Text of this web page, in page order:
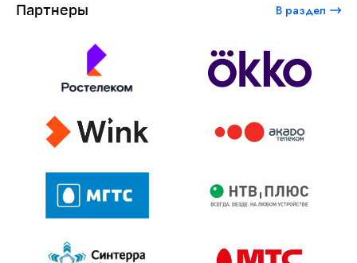
Партнеры В раздел